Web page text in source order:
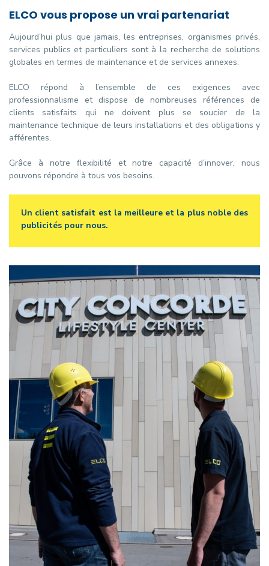
ELCO vous propose un vrai partenariat
Aujourd’hui plus que jamais, les entreprises, organismes privés,
services publics et particuliers sont à la recherche de solutions
globales en termes de maintenance et de services annexes.
ELCO répond à l’ensemble de ces exigences avec
professionnalisme et dispose de nombreuses références de
clients satisfaits qui ne doivent plus se soucier de la
maintenance technique de leurs installations et des obligations y
afférentes.
Grâce à notre flexibilité et notre capacité d’innover, nous
pouvons répondre à tous vos besoins.
Un client satisfait est la meilleure et la plus noble des
publicités pour nous.